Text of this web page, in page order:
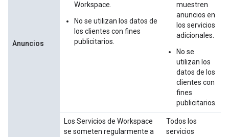
Anuncios
Workspace.
No se utilizan los datos de
los clientes con fines
publicitarios.
muestren
anuncios en
los servicios
adicionales.
No se
utilizan los
datos de los
clientes con
fines
publicitarios.
Los Servicios de Workspace
se someten regularmente a
Todos los
servicios